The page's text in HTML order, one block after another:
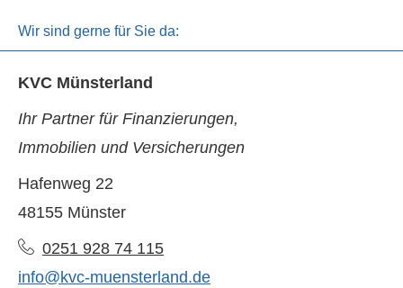
Wir sind gerne für Sie da:
KVC Münsterland
Ihr Partner für Finanzierungen,
Immobilien und Versicherungen
Hafenweg 22
48155 Münster
0251 928 74 115
info@kvc-muensterland.de